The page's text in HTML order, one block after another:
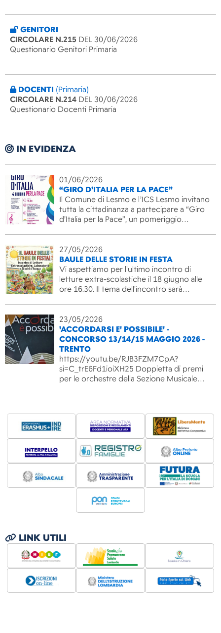
GENITORI
CIRCOLARE N.215 DEL 30/06/2026
Questionario Genitori Primaria
DOCENTI (Primaria)
CIRCOLARE N.214 DEL 30/06/2026
Questionario Docenti Primaria
IN EVIDENZA
01/06/2026
“GIRO D’ITALIA PER LA PACE”
Il Comune di Lesmo e l’ICS Lesmo invitano
tutta la cittadinanza a partecipare a “Giro
d’Italia per la Pace”, un pomeriggio…
27/05/2026
BAULE DELLE STORIE IN FESTA
Vi aspettiamo per l'ultimo incontro di
letture extra-scolastiche il 18 giugno alle
ore 16.30. Il tema dell'incontro sarà…
23/05/2026
'ACCORDARSI E' POSSIBILE' -
CONCORSO 13/14/15 MAGGIO 2026 -
TRENTO
https://youtu.be/RJB3FZM7CpA?
si=C_trE6Fd1ioiXH25 Doppietta di premi
per le orchestre della Sezione Musicale…
LINK UTILI